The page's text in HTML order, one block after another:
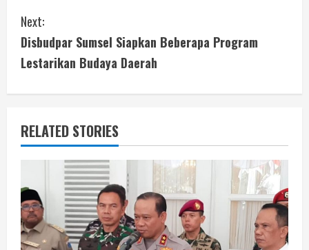
Next:
Disbudpar Sumsel Siapkan Beberapa Program
Lestarikan Budaya Daerah
RELATED STORIES